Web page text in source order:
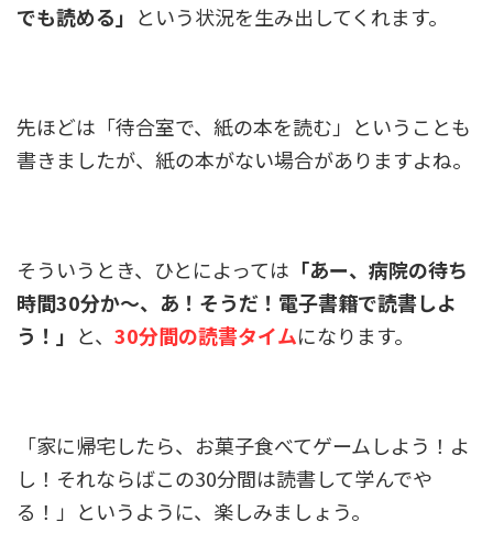
でも読める」 という状況を生み出してくれます。
先ほどは「待合室で、紙の本を読む」ということも
書きましたが、紙の本がない場合がありますよね。
そういうとき、ひとによっては 「あー、病院の待ち
時間30分か～、あ！そうだ！電子書籍で読書しよ
う！」 と、 30分間の読書タイムになります。
「家に帰宅したら、お菓子食べてゲームしよう！よ
し！それならばこの30分間は読書して学んでや
る！」というように、楽しみましょう。